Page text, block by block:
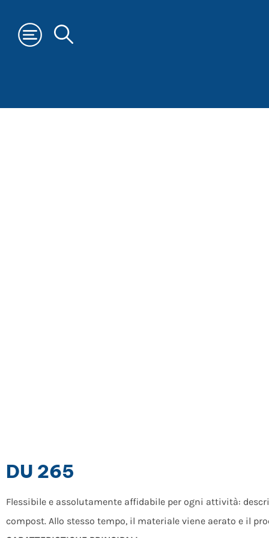
DU 265
Flessibile e assolutamente affidabile per ogni attività:
compost. Allo stesso tempo, il materiale viene aerato e il